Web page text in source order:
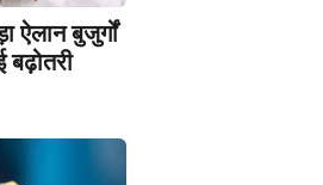
बुजुर्गों